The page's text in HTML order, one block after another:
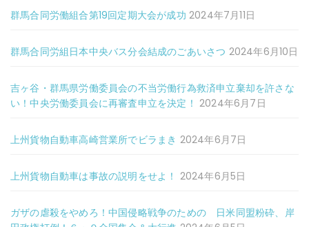
群馬合同労働組合第19回定期大会が成功 2024年7月11日
群馬合同労組日本中央バス分会結成のごあいさつ 2024年6月10日
吉ヶ谷・群馬県労働委員会の不当労働行為救済申立棄却を許さな
い！中央労働委員会に再審査申立を決定！ 2024年6月7日
上州貨物自動車高崎営業所でビラまき 2024年6月7日
上州貨物自動車は事故の説明をせよ！ 2024年6月5日
ガザの虐殺をやめろ！中国侵略戦争のための 日米同盟粉砕、岸